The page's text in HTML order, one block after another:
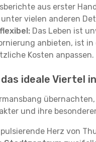
aus erster
unter vielen anderen
Das Leben ist
anbieten, ist in
Kosten anpassen.
das ideale Viertel
und ihre
pulsierende Herz von